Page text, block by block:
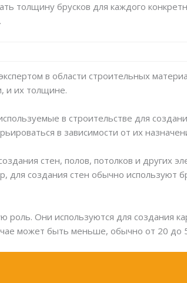
толщину брусков для каждого
в области строительных
и их толщине.
в строительстве для
в зависимости от их
стен, полов, потолков и других
для создания стен обычно используют
Они используются для создания
может быть меньше, обычно от 20 до